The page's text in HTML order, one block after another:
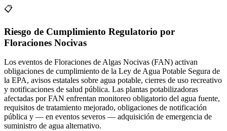
📋
Riesgo de Cumplimiento Regulatorio por
Floraciones Nocivas
Los eventos de Floraciones de Algas Nocivas (FAN) activan
obligaciones de cumplimiento de la Ley de Agua Potable Segura de
la EPA, avisos estatales sobre agua potable, cierres de uso recreativo
y notificaciones de salud pública. Las plantas potabilizadoras
afectadas por FAN enfrentan monitoreo obligatorio del agua fuente,
requisitos de tratamiento mejorado, obligaciones de notificación
pública y — en eventos severos — adquisición de emergencia de
suministro de agua alternativo.